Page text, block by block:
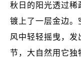
秋日的阳光透过稀
镀上了一层金边。
风中轻轻摇曳，
节，大自然用它独